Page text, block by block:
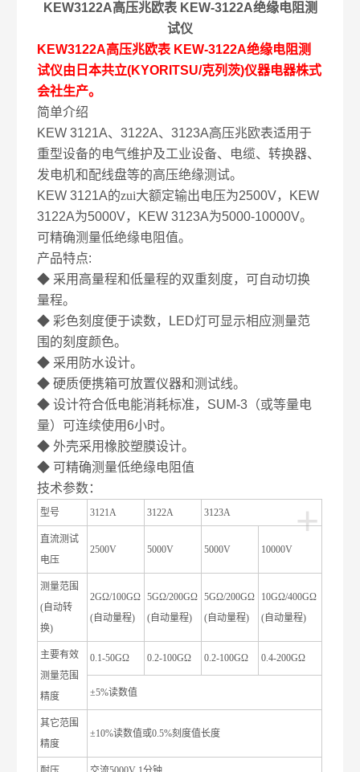
KEW3122A高压兆欧表KEW-3122A绝缘电阻测
试仪
KEW3122A高压兆欧表 KEW-3122A绝缘电阻测
试仪由日本共立(KYORITSU/克列茨)仪器电器株式
会社生产。
简单介绍
KEW 3121A、3122A、3123A高压兆欧表适用于
重型设备的电气维护及工业设备、电缆、转换器、
发电机和配线盘等的高压绝缘测试。
KEW 3121A的zui大额定输出电压为2500V，
KEW
3122A为5000V， KEW 3123A为5000-10000V。
可精确测量低绝缘电阻值。
产品特点:
◆ 采用高量程和低量程的双重刻度，可自动切换
量程。
◆ 彩色刻度便于读数， LED灯可显示相应测量范
围的刻度颜色。
◆ 采用防水设计。
◆ 硬质便携箱可放置仪器和测试线。
◆ 设计符合低电能消耗标准， SUM-3 （或等量电
量）可连续使用6小时。
◆ 外壳采用橡胶塑膜设计。
◆ 可精确测量低绝缘电阻值
技术参数：
+
型号 3121A 3122A 3123A
直流测试
电压
2500V 5000V 5000V 10000V
测量范围
( 自动转
换)
2GΩ/100GΩ
( 自动量程)
5GΩ/200GΩ
( 自动量程)
5GΩ/200GΩ
( 自动量程)
10GΩ/400GΩ
( 自动量程)
主要有效
测量范围
精度
0.1-50GΩ 0.2-100GΩ 0.2-100GΩ 0.4-200GΩ
±5%读数值
其它范围
精度
±10%读数值或0.5%刻度值长度